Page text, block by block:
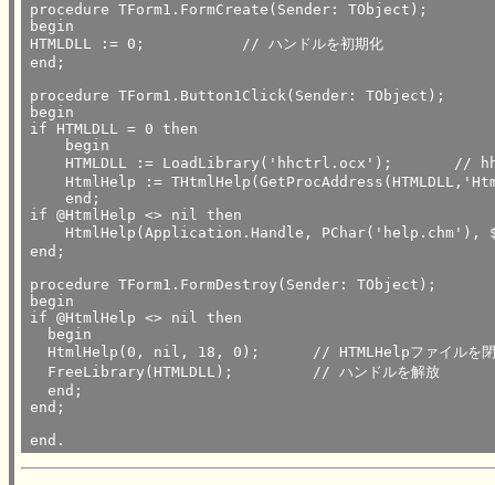
procedure TForm1.FormCreate(Sender: TObject);
begin
HTMLDLL := 0;		// ハンドルを初期化
end;
procedure TForm1.Button1Click(Sender: TObject);
begin
if HTMLDLL = 0 then
    begin
    HTMLDLL := LoadLibrary('hhctrl.ocx');	// hhctrl.ocxをロード
HtmlHelp :=
    end;
if @HtmlHelp <> nil then
HtmlHelp(Application.Handle, PChar('help.chm'), $0001, 0);	// 目次を表示
end;
procedure TForm1.FormDestroy(Sender: TObject);
begin
if @HtmlHelp <> nil then
  begin
  HtmlHelp(0, nil, 18, 0);	// HTMLHelpファイルを閉じる
  FreeLibrary(HTMLDLL);		// ハンドルを解放
  end;
end;
end.